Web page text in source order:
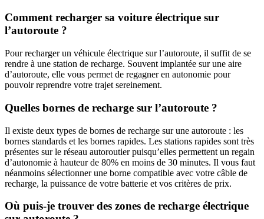
Comment recharger sa voiture électrique sur
l’autoroute ?
Pour recharger un véhicule électrique sur l’autoroute, il suffit de se
rendre à une station de recharge. Souvent implantée sur une aire
d’autoroute, elle vous permet de regagner en autonomie pour
pouvoir reprendre votre trajet sereinement.
Quelles bornes de recharge sur l’autoroute ?
Il existe deux types de bornes de recharge sur une autoroute : les
bornes standards et les bornes rapides. Les stations rapides sont très
présentes sur le réseau autoroutier puisqu’elles permettent un regain
d’autonomie à hauteur de 80% en moins de 30 minutes. Il vous faut
néanmoins sélectionner une borne compatible avec votre câble de
recharge, la puissance de votre batterie et vos critères de prix.
Où puis-je trouver des zones de recharge électrique